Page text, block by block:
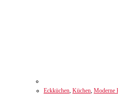
Eckküchen, Küchen, Moderne